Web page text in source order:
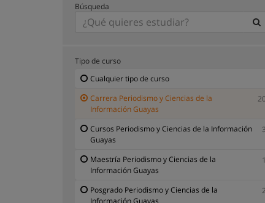
Búsqueda
Tipo de curso
Cualquier tipo de curso
Carrera Periodismo y Ciencias de la
Información Guayas
20
Cursos Periodismo y Ciencias de la Información
Guayas
3
Maestría Periodismo y Ciencias de la
Información Guayas
1
Posgrado Periodismo y Ciencias de la
Información Guayas
2